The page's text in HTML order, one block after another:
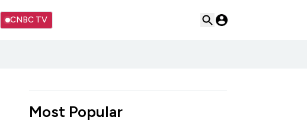
CNBC TV
Most Popular